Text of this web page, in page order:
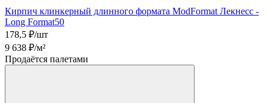
Кирпич клинкерный длинного формата ModFormat Лекнесс -
Long Format50
178,5 ₽/шт
9 638 ₽/м²
Продаётся палетами